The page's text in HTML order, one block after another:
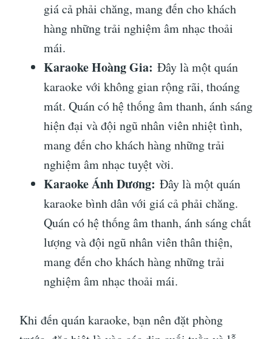
giá cả phải chăng, mang đến cho khách
hàng những trải nghiệm âm nhạc thoải
mái.
Karaoke Hoàng Gia: Đây là một quán
karaoke với không gian rộng rãi, thoáng
mát. Quán có hệ thống âm thanh, ánh sáng
hiện đại và đội ngũ nhân viên nhiệt tình,
mang đến cho khách hàng những trải
nghiệm âm nhạc tuyệt vời.
Karaoke Ánh Dương: Đây là một quán
karaoke bình dân với giá cả phải chăng.
Quán có hệ thống âm thanh, ánh sáng chất
lượng và đội ngũ nhân viên thân thiện,
mang đến cho khách hàng những trải
nghiệm âm nhạc thoải mái.
Khi đến quán karaoke, bạn nên đặt phòng